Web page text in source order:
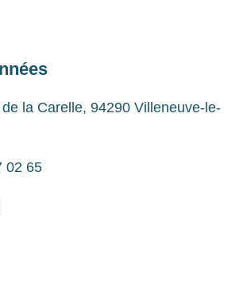
la Carelle, 94290 Villeneuve-le-
02 65